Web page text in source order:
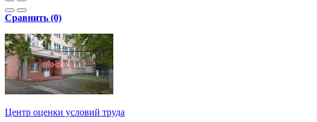
Сравнить (0)
Центр оценки условий труда